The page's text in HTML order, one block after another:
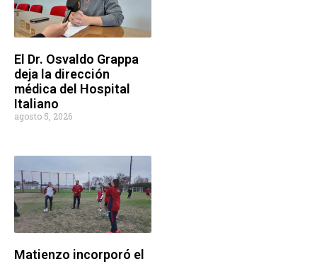
El Dr. Osvaldo Grappa
deja la dirección
médica del Hospital
Italiano
agosto 5, 2026
Matienzo incorporó el